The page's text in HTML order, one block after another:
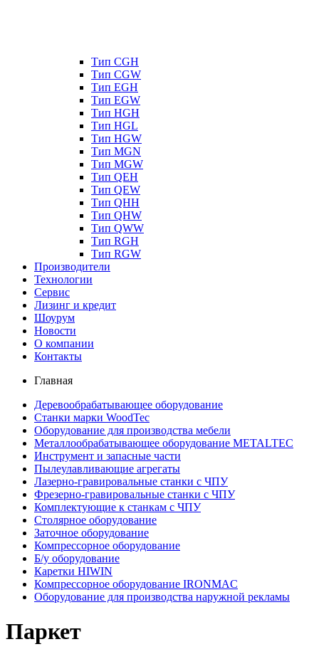
Тип CGH
Тип CGW
Тип EGH
Тип EGW
Тип HGH
Тип HGL
Тип HGW
Тип MGN
Тип MGW
Тип QEH
Тип QEW
Тип QHH
Тип QHW
Тип QWW
Тип RGH
Тип RGW
Производители
Технологии
Сервис
Лизинг и кредит
Шоурум
Новости
О компании
Контакты
Главная
Деревообрабатывающее оборудование
Станки марки WoodTec
Оборудование для производства мебели
Металлообрабатывающее оборудование METALTEC
Инструмент и запасные части
Пылеулавливающие агрегаты
Лазерно-гравировальные станки с ЧПУ
Фрезерно-гравировальные станки с ЧПУ
Комплектующие к станкам с ЧПУ
Столярное оборудование
Заточное оборудование
Компрессорное оборудование
Б/у оборудование
Каретки HIWIN
Компрессорное оборудование IRONMAC
Оборудование для производства наружной рекламы
Паркет